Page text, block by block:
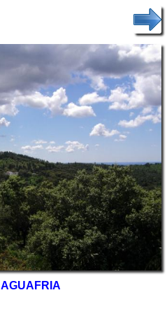
AGUAFRIA